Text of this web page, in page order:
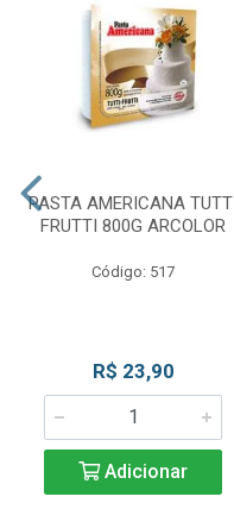
PASTA AMERICANA TUTTI
FRUTTI 800G ARCOLOR
Código: 517
R$ 23,90
Adicionar